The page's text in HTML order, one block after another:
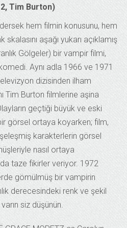
Tim Burton)
hem filmin konusunu, hem
skalasını aşağı yukarı açıklamış
Gölgeler) bir vampir filmi,
Aynı adla 1966 ve 1971
dizisinden ilham
Tim Burton filmlerine aşina
geçtiği büyük ve eski
görsel ortaya koyarken; film,
karakterlerin görsel
nasıl ortaya
taze fikirler veriyor. 1972
gömülmüş bir vampirin
derecesindeki renk ve şekil
siz düşünün.